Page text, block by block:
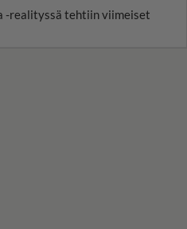
-realityssä tehtiin viimeiset